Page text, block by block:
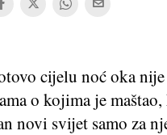
cijelu noć oka
o kojima je
novi svijet samo za